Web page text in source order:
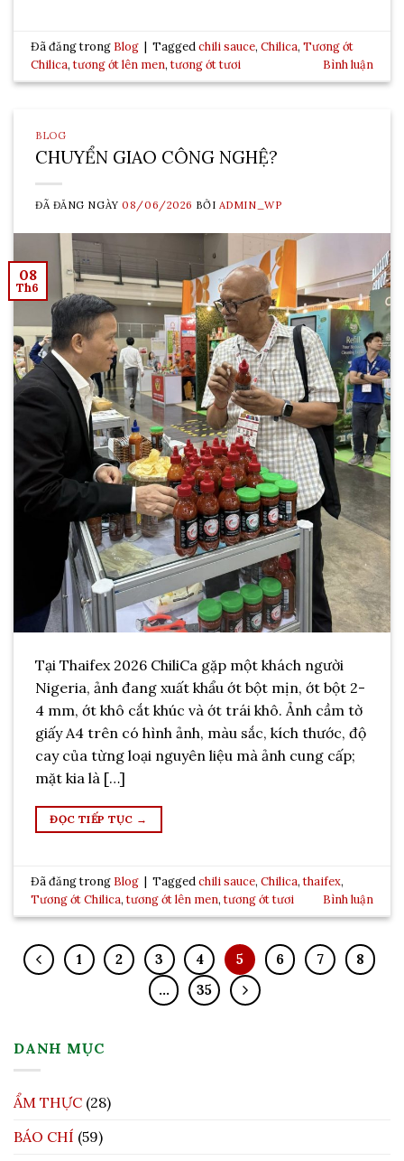
Đã đăng trong Blog | Taggedchili sauce,Chilica,Tương ớt
Chilica,tương ớt lên men,tương ớt tươi Bình luận
BLOG
CHUYỂN GIAO CÔNG NGHỆ?
ĐÃ ĐĂNG NGÀY08/06/2026 BỞI ADMIN_WP
08
Th6
Tại Thaifex 2026 ChiliCa gặp một khách người
Nigeria, ảnh đang xuất khẩu ớt bột mịn, ớt bột 2-
4 mm, ớt khô cắt khúc và ớt trái khô. Ảnh cầm tờ
giấy A4 trên có hình ảnh, màu sắc, kích thước, độ
cay của từng loại nguyên liệu mà ảnh cung cấp;
mặt kia là […]
ĐỌC TIẾP TỤC →
Đã đăng trong Blog | Taggedchili sauce,Chilica,thaifex,
Tương ớt Chilica,tương ớt lên men,tương ớt tươi Bình luận
1 2 3 4 5 6 7
8
…
35
DANH MỤC
ẨM THỰC (28)
BÁO CHÍ (59)